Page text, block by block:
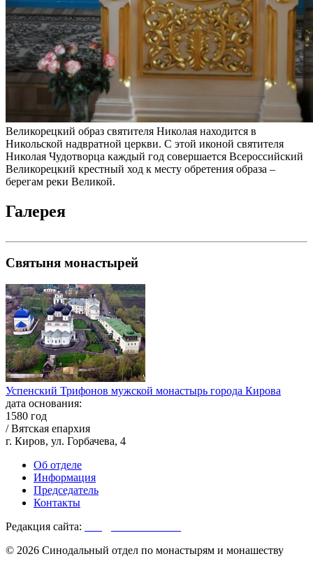
Великорецкий образ святителя Николая находится в
Никольской надвратной церкви. С этой иконой святителя
Николая Чудотворца каждый год совершается Всероссийский
Великорецкий крестный ход к месту обретения образа –
берегам реки Великой.
Галерея
Святыня монастырей
Успенский Трифонов мужской монастырь города Кирова
дата основания:
1580 год
/ Вятская епархия
г. Киров, ул. Горбачева, 4
Об отделе
Информация
Председатель
Контакты
Редакция сайта:
© 2026 Синодальный отдел по монастырям и монашеству